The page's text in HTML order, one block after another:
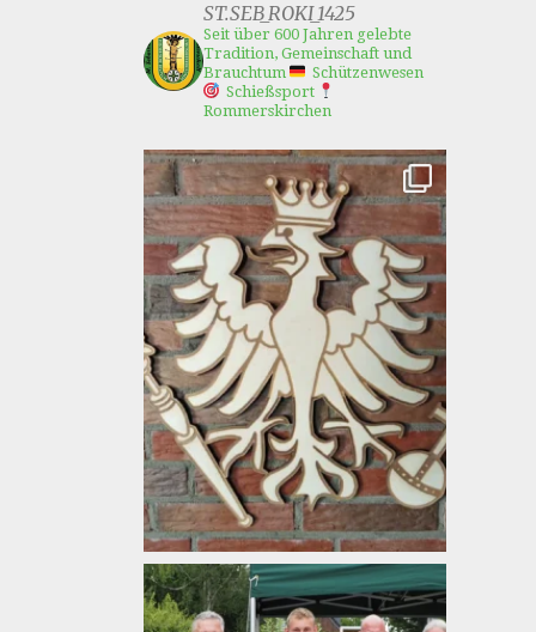
ST.SEB_ROKI_1425
Seit über 600 Jahren gelebte
Tradition, Gemeinschaft und
Brauchtum
Schützenwesen
Schießsport
Rommerskirchen